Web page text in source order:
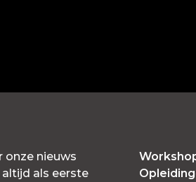
onze nieuws
als eerste